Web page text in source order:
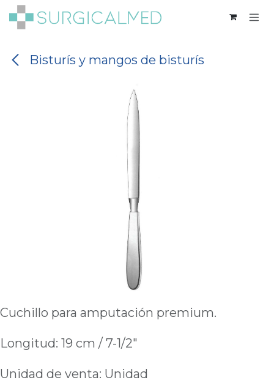
Ir al contenido
Bisturís y mangos de bisturís
Cuchillo para amputación premium.
Longitud: 19 cm / 7-1/2"
Unidad de venta: Unidad